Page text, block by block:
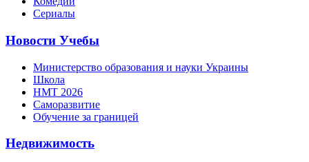
Сериалы
Новости Учебы
Министерство образования и науки Украины
Школа
НМТ 2026
Саморазвитие
Обучение за границей
Недвижимость